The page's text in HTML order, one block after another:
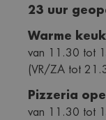
23 uur
Warme
van 11.30 tot
(VR/ZA tot
Pizzeria
van 11.30 tot